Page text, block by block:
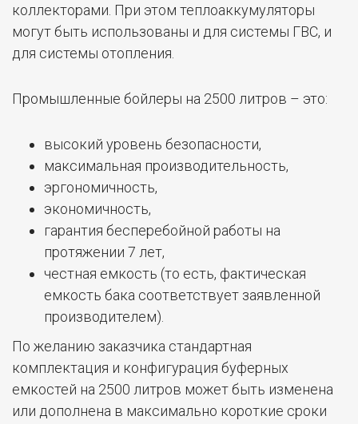
коллекторами. При этом теплоаккумуляторы
могут быть использованы и для системы ГВС, и
для системы отопления.
Промышленные бойлеры на 2500 литров – это:
высокий уровень безопасности,
максимальная производительность,
эргономичность,
экономичность,
гарантия бесперебойной работы на
протяжении 7 лет,
честная емкость (то есть, фактическая
емкость бака соответствует заявленной
производителем).
По желанию заказчика стандартная
комплектация и конфигурация буферных
емкостей на 2500 литров может быть изменена
или дополнена в максимально короткие сроки